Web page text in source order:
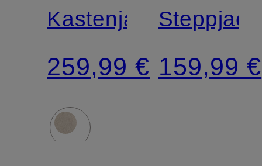
Kastenjacke
259,99 € 159,99 €